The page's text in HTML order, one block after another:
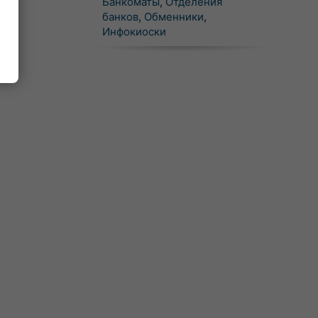
банков, Обменники,
Инфокиоски